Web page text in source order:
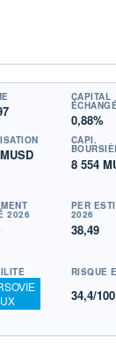
CAPITAL
0,88%
CAPI.
8 554
2026
PER
2026
38,49
RISQUE
34,4/